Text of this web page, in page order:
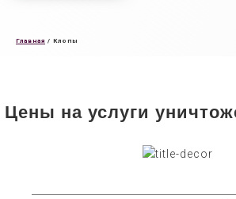
Главная / Клопы
Цены на услуги